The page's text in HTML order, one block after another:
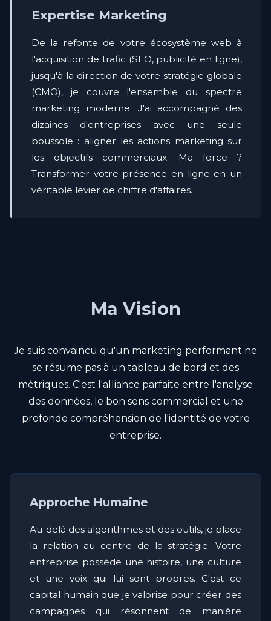
Expertise Marketing
De la refonte de votre écosystème web à
l'acquisition de trafic (SEO, publicité en ligne),
jusqu'à la direction de votre stratégie globale
(CMO), je couvre l'ensemble du spectre
marketing moderne. J'ai accompagné des
dizaines d'entreprises avec une seule
boussole : aligner les actions marketing sur
les objectifs commerciaux. Ma force ?
Transformer votre présence en ligne en un
véritable levier de chiffre d'affaires.
Ma Vision
Je suis convaincu qu'un marketing performant ne
se résume pas à un tableau de bord et des
métriques. C'est l'alliance parfaite entre l'analyse
des données, le bon sens commercial et une
profonde compréhension de l'identité de votre
entreprise.
Approche Humaine
Au-delà des algorithmes et des outils, je place
la relation au centre de la stratégie. Votre
entreprise possède une histoire, une culture
et une voix qui lui sont propres. C'est ce
capital humain que je valorise pour créer des
campagnes qui résonnent de manière